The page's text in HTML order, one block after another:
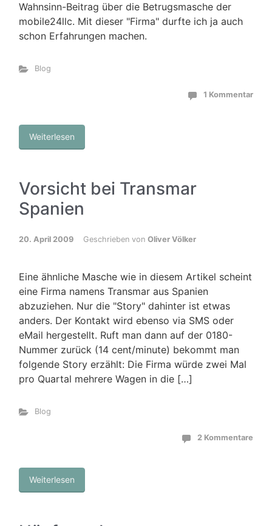
Wahnsinn-Beitrag über die Betrugsmasche der
mobile24llc. Mit dieser "Firma" durfte ich ja auch
schon Erfahrungen machen.
Blog
1 Kommentar
Weiterlesen
Vorsicht bei Transmar
Spanien
20. April 2009 Geschrieben von Oliver Völker
Eine ähnliche Masche wie in diesem Artikel scheint
eine Firma namens Transmar aus Spanien
abzuziehen. Nur die "Story" dahinter ist etwas
anders. Der Kontakt wird ebenso via SMS oder
eMail hergestellt. Ruft man dann auf der 0180-
Nummer zurück (14 cent/minute) bekommt man
folgende Story erzählt: Die Firma würde zwei Mal
pro Quartal mehrere Wagen in die […]
Blog
2 Kommentare
Weiterlesen